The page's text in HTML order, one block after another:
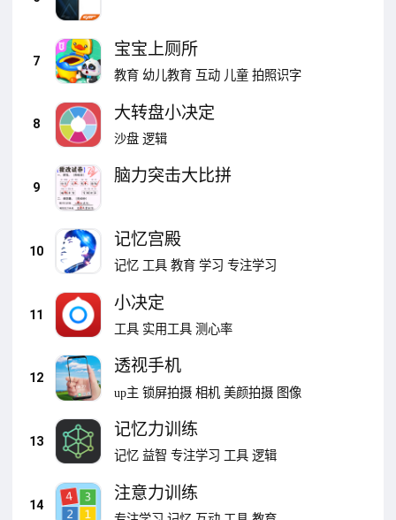
7
宝宝上厕所
教育 幼儿教育 互动 儿童 拍照识字
8
大转盘小决定
沙盘 逻辑
9
脑力突击大比拼
10
记忆宫殿
记忆 工具 教育 学习 专注学习
11
小决定
工具 实用工具 测心率
12
透视手机
up主 锁屏拍摄 相机 美颜拍摄 图像
13
记忆力训练
记忆 益智 专注学习 工具 逻辑
14
注意力训练